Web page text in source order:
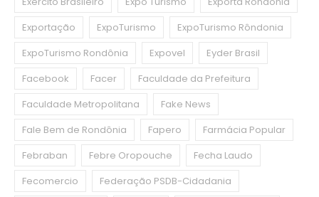
Exportação
ExpoTurismo
ExpoTurismo Rôndonia
ExpoTurismo Rondônia
Expovel
Eyder Brasil
Facebook
Facer
Faculdade da Prefeitura
Faculdade Metropolitana
Fake News
Fale Bem de Rondônia
Fapero
Farmácia Popular
Febraban
Febre Oropouche
Fecha Laudo
Fecomercio
Federação PSDB-Cidadania